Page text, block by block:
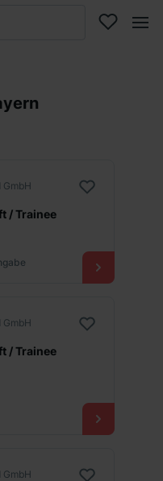
/ Trainee
/ Trainee